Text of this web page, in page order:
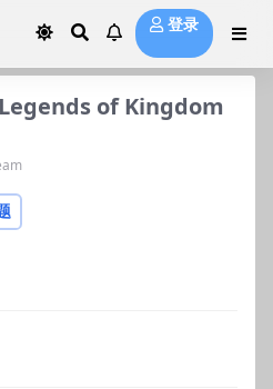
登录
of Kingdom